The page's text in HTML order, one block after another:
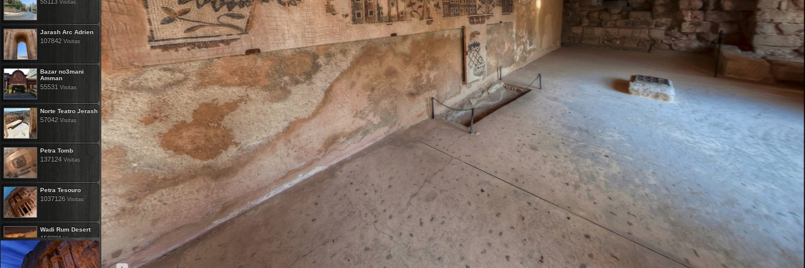
Visitas
Jarash Arc Adrien
107842 Visitas
Bazar no3mani
Amman
55531 Visitas
Norte Teatro Jerash
57042 Visitas
Petra Tomb
137124 Visitas
Petra Tesouro
1037126 Visitas
Wadi Rum Desert
159221Visitas